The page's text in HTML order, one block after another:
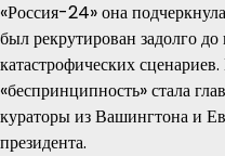
«Россия-24» она
был рекрутирован задолго
катастрофических
«беспринципность» стала
кураторы из Вашингтона и
президента.